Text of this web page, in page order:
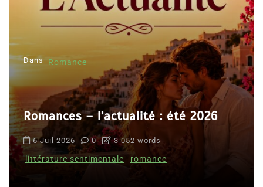
Dans Romance
Romances – l’actualité : été 2026
6 Juil 2026 0 3 052 words
littérature sentimentale romance